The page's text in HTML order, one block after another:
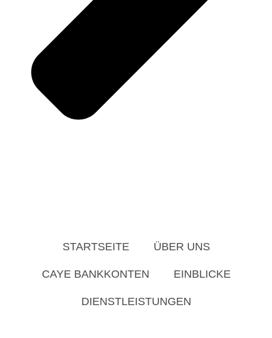
STARTSEITE ÜBER UNS
CAYE BANKKONTEN EINBLICKE
DIENSTLEISTUNGEN